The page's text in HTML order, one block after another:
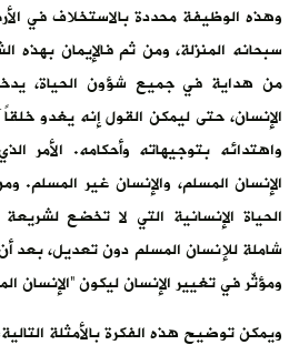
وهذه الوظيفة محددة بالاستخلاف في
سبحانه المنزلة، ومن ثم فالإيمان
من هداية في جميع شؤون الحياة،
الإنسان، حتى ليمكن القول إنه يغدو
واهتدائه بتوجيهاته وأحكامه. الأمر
الإنسان المسلم، والإنسان غير المسلم.
الحياة الإنسانية التي لا تخضع
شاملة للإنسان المسلم دون تعديل، بعد
ومؤثّر في تغيير الإنسان ليكون “الإنسان
ويمكن توضيح هذه الفكرة بالأمثلة